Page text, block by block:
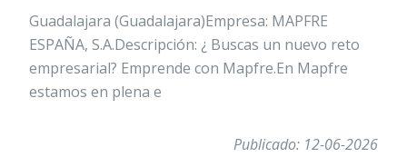
Guadalajara (Guadalajara)Empresa: MAPFRE
ESPAÑA, S.A.Descripción: ¿ Buscas un nuevo reto
empresarial? Emprende con Mapfre.En Mapfre
estamos en plena e
Publicado: 12-06-2026